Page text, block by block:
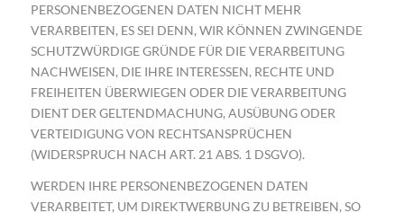
PERSONENBEZOGENEN DATEN NICHT MEHR
VERARBEITEN, ES SEI DENN, WIR KÖNNEN ZWINGENDE
SCHUTZWÜRDIGE GRÜNDE FÜR DIE VERARBEITUNG
NACHWEISEN, DIE IHRE INTERESSEN, RECHTE UND
FREIHEITEN ÜBERWIEGEN ODER DIE VERARBEITUNG
DIENT DER GELTENDMACHUNG, AUSÜBUNG ODER
VERTEIDIGUNG VON RECHTSANSPRÜCHEN
(WIDERSPRUCH NACH ART. 21 ABS. 1 DSGVO).
WERDEN IHRE PERSONENBEZOGENEN DATEN
VERARBEITET, UM DIREKTWERBUNG ZU BETREIBEN, SO